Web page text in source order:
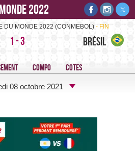
2022
DU MONDE 2022 (CONMEBOL)
FIN
1 -3 Brésil
08 octobre 2021